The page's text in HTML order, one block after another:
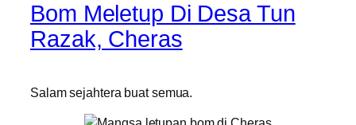
Bom Meletup Di Desa Tun
Razak, Cheras
Salam sejahtera buat semua.